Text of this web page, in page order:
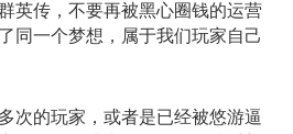
英传，不要再被黑心圈钱的运营
同一个梦想，属于我们玩家自己
次的玩家，或者是已经被悠游逼